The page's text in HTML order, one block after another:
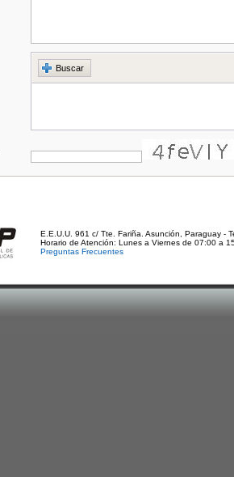
Buscar
E.E.U.U. 961 c/ Tte. Fariña. Asunción, Paraguay -
Horario de Atención: Lunes a Viernes de 07:00 a
Preguntas Frecuentes